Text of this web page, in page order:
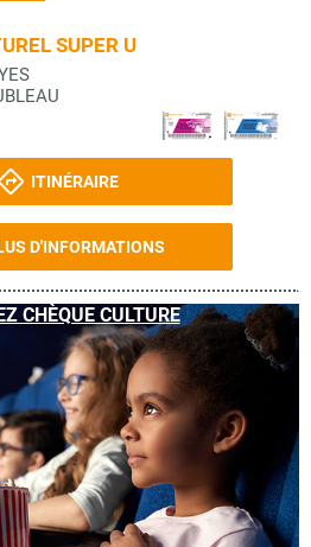
SUPER U
ITINÉRAIRE
D'INFORMATIONS
CHÈQUE CULTURE